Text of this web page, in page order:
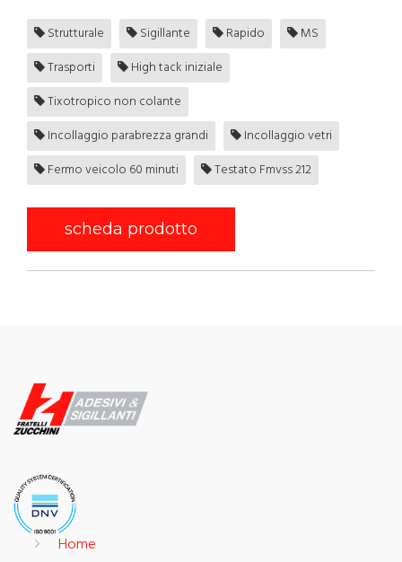
Strutturale Sigillante Rapido
MS
Trasporti
High tack iniziale
Tixotropico non colante
Incollaggio parabrezza grandi
Incollaggio vetri
Fermo veicolo 60 minuti
Testato Fmvss 212
scheda prodotto
Home